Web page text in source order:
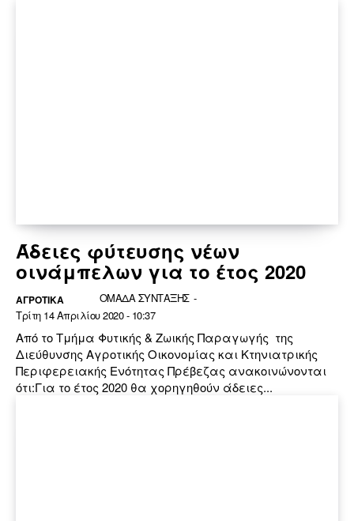
Άδειες φύτευσης νέων
οινάμπελων για το έτος 2020
ΑΓΡΟΤΙΚΑ ΟΜΑΔΑ ΣΥΝΤΑΞΗΣ -
Τρίτη 14 Απριλίου 2020 - 10:37
Από το Τμήμα Φυτικής & Ζωικής Παραγωγής της
Διεύθυνσης Αγροτικής Οικονομίας και Κτηνιατρικής
Περιφερειακής Ενότητας Πρέβεζας ανακοινώνονται
ότι:Για το έτος 2020 θα χορηγηθούν άδειες...